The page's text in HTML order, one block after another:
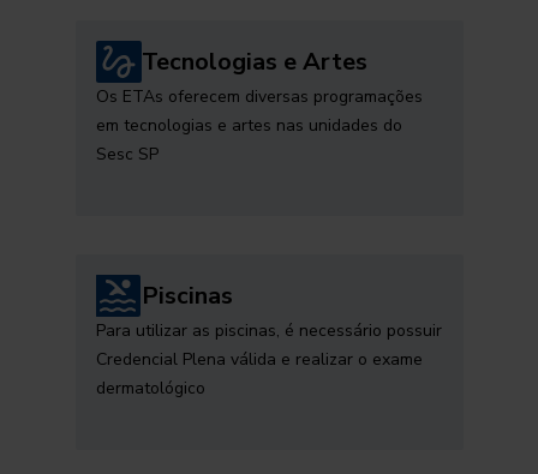
Tecnologias e Artes
Os ETAs oferecem diversas programações
em tecnologias e artes nas unidades do
Sesc SP
Piscinas
Para utilizar as piscinas, é necessário possuir
Credencial Plena válida e realizar o exame
dermatológico